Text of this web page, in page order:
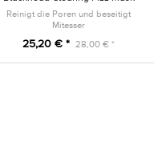
50 ml
Reinigt die Poren und beseitigt
Mitesser
25,20 € * 28,00 € *